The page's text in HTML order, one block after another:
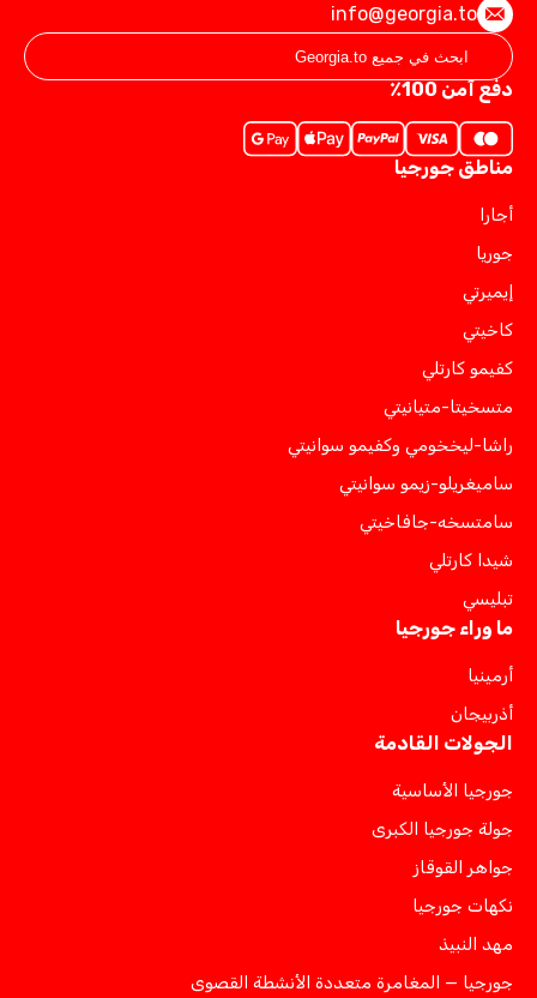
info@georgia.to
دفع آمن 100٪
مناطق جورجيا
أجارا
جوريا
إيميرتي
كاخيتي
كفيمو كارتلي
متسخيتا-متيانيتي
راشا-ليخخومي وكفيمو سوانيتي
ساميغريلو-زيمو سوانيتي
سامتسخه-جافاخيتي
شيدا كارتلي
تبليسي
ما وراء جورجيا
أرمينيا
أذربيجان
الجولات القادمة
جورجيا الأساسية
جولة جورجيا الكبرى
جواهر القوقاز
نكهات جورجيا
مهد النبيذ
جورجيا — المغامرة متعددة الأنشطة القصوى